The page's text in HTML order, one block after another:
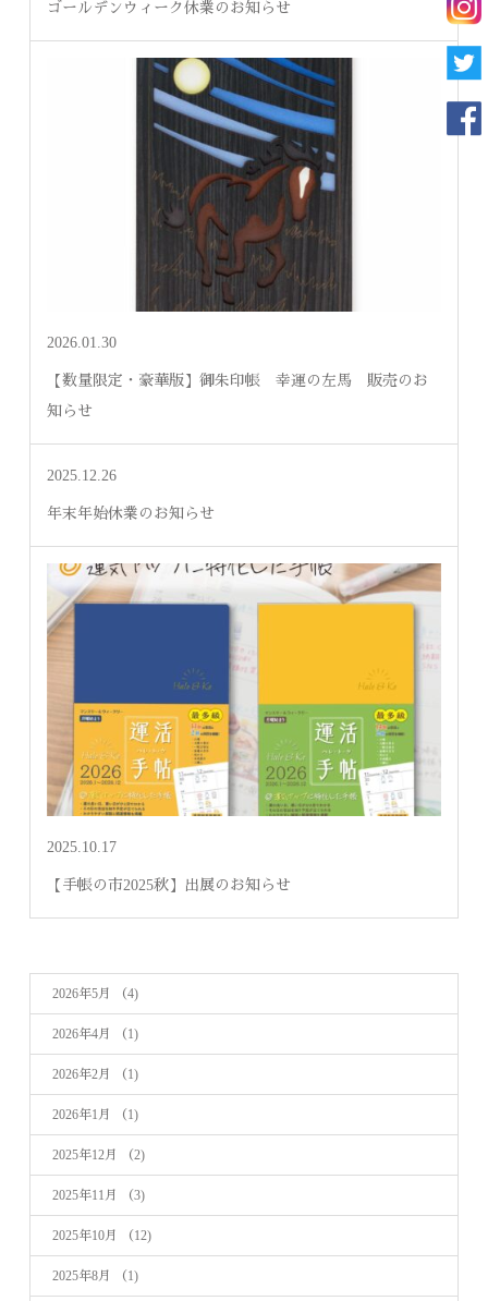
ゴールデンウィーク休業のお知らせ
2026.01.30
【数量限定・豪華版】御朱印帳 幸運の左馬 販売のお
知らせ
2025.12.26
年末年始休業のお知らせ
2025.10.17
【手帳の市2025秋】出展のお知らせ
2026年5月 （4)
2026年4月 （1)
2026年2月 （1)
2026年1月 （1)
2025年12月 （2)
2025年11月 （3)
2025年10月 （12)
2025年8月 （1)